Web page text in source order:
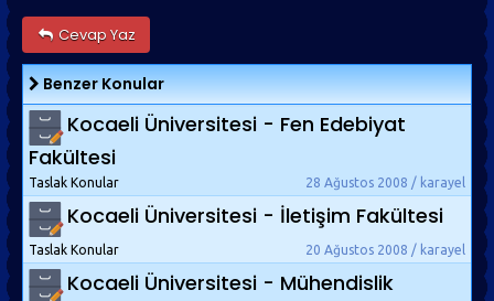
Cevap Yaz
Benzer Konular
Kocaeli Üniversitesi - Fen Edebiyat
Fakültesi
28 Ağustos 2008 / karayel
Taslak Konular
Kocaeli Üniversitesi - İletişim Fakültesi
20 Ağustos 2008 / karayel
Taslak Konular
Kocaeli Üniversitesi - Mühendislik